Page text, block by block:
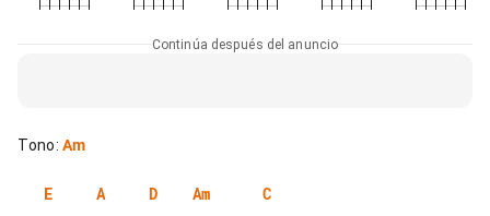
Continúa después del anuncio
Tono: Am
E A D Am C